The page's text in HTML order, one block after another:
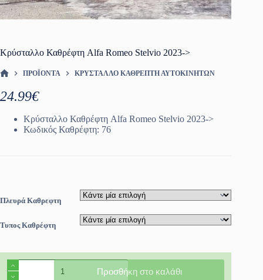
Κρύσταλλο Καθρέφτη Alfa Romeo Stelvio 2023->
ΠΡΟΪΌΝΤΑ ΚΡΎΣΤΑΛΛΟ ΚΑΘΡΈΠΤΗ ΑΥΤΟΚΙΝΗΤΩΝ
24.99€
Κρύσταλλο Καθρέφτη Alfa Romeo Stelvio 2023->
Κωδικός Καθρέφτη: 76
Πλευρά Καθρεφτη
Τυπος Καθρέφτη
Κρύσταλλο
Καθρέφτη
Προσθήκη στο καλάθι